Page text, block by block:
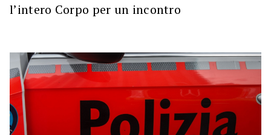
l’intero Corpo per un incontro